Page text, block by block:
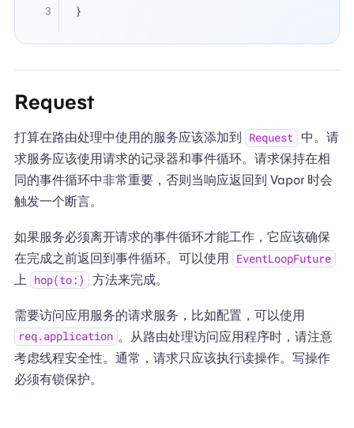
}
Request
打算在路由处理中使用的服务应该添加到 Request
中。请
求服务应该使用请求的记录器和事件循环。请求保持在相
同的事件循环中非常重要，否则当响应返回到 Vapor 时会
触发一个断言。
如果服务必须离开请求的事件循环才能工作，它应该确保
在完成之前返回到事件循环。可以使用
EventLoopFuture
上 hop(to:) 方法来完成。
需要访问应用服务的请求服务，比如配置，可以使用
req.application 。从路由处理访问应用程序时，请注意
考虑线程安全性。通常，请求只应该执行读操作。写操作
必须有锁保护。